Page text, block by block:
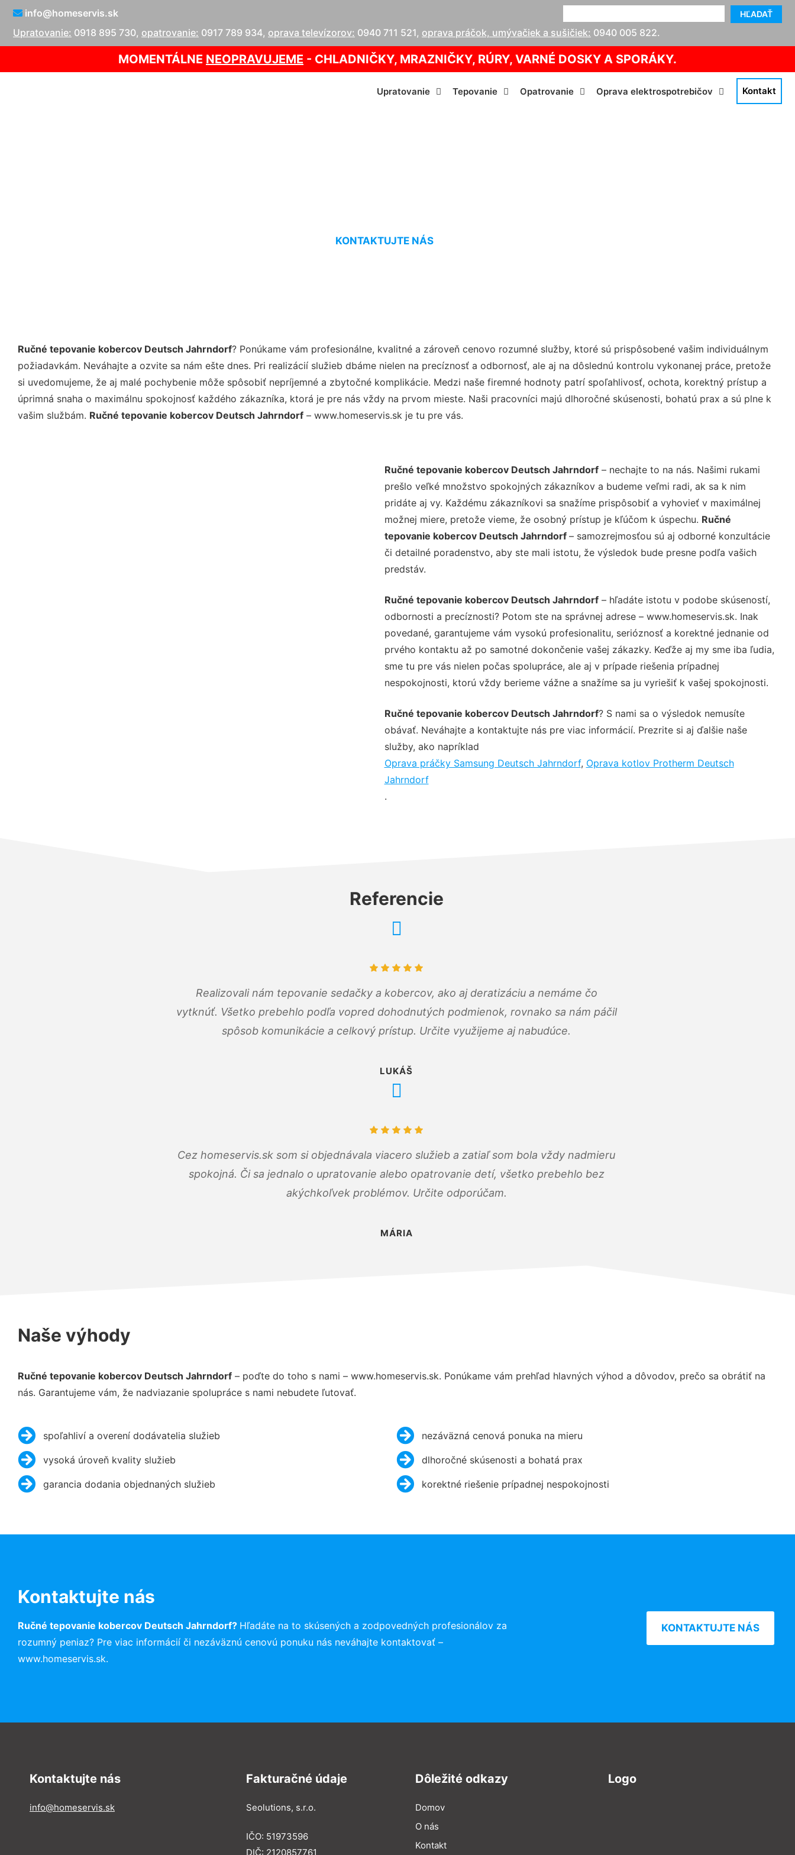
HĽADAŤ
info@homeservis.sk
Upratovanie: 0918 895 730, opatrovanie: 0917 789 934, oprava televízorov: 0940 711 521, oprava práčok, umývačiek a sušičiek: 0940 005 822.
MOMENTÁLNE NEOPRAVUJEME - CHLADNIČKY, MRAZNIČKY, RÚRY, VARNÉ DOSKY A SPORÁKY.
Upratovanie Tepovanie Opatrovanie Oprava elektrospotrebičov Kontakt
KONTAKTUJTE NÁS
Ručné tepovanie kobercov Deutsch Jahrndorf? Ponúkame vám profesionálne, kvalitné a zároveň cenovo rozumné služby, ktoré sú prispôsobené vašim individuálnym
požiadavkám. Neváhajte a ozvite sa nám ešte dnes. Pri realizácií služieb dbáme nielen na precíznosť a odbornosť, ale aj na dôslednú kontrolu vykonanej práce, pretože
si uvedomujeme, že aj malé pochybenie môže spôsobiť nepríjemné a zbytočné komplikácie. Medzi naše firemné hodnoty patrí spoľahlivosť, ochota, korektný prístup a
úprimná snaha o maximálnu spokojnosť každého zákazníka, ktorá je pre nás vždy na prvom mieste. Naši pracovníci majú dlhoročné skúsenosti, bohatú prax a sú plne k
vašim službám. Ručné tepovanie kobercov Deutsch Jahrndorf – www.homeservis.sk je tu pre vás.
Ručné tepovanie kobercov Deutsch Jahrndorf– nechajte to na nás. Našimi rukami
prešlo veľké množstvo spokojných zákazníkov a budeme veľmi radi, ak sa k nim
pridáte aj vy. Každému zákazníkovi sa snažíme prispôsobiť a vyhovieť v maximálnej
možnej miere, pretože vieme, že osobný prístup je kľúčom k úspechu. Ručné
tepovanie kobercov Deutsch Jahrndorf – samozrejmosťou sú aj odborné konzultácie
či detailné poradenstvo, aby ste mali istotu, že výsledok bude presne podľa vašich
predstáv.
Ručné tepovanie kobercov Deutsch Jahrndorf– hľadáte istotu v podobe skúseností,
odbornosti a precíznosti? Potom ste na správnej adrese – www.homeservis.sk. Inak
povedané, garantujeme vám vysokú profesionalitu, serióznosť a korektné jednanie od
prvého kontaktu až po samotné dokončenie vašej zákazky. Keďže aj my sme iba ľudia,
sme tu pre vás nielen počas spolupráce, ale aj v prípade riešenia prípadnej
nespokojnosti, ktorú vždy berieme vážne a snažíme sa ju vyriešiť k vašej spokojnosti.
Ručné tepovanie kobercov Deutsch Jahrndorf? S nami sa o výsledok nemusíte
obávať. Neváhajte a kontaktujte nás pre viac informácií. Prezrite si aj ďalšie naše
služby, ako napríklad
Oprava práčky Samsung Deutsch Jahrndorf, Oprava kotlov Protherm Deutsch
Jahrndorf
.
Referencie
Realizovali nám tepovanie sedačky a kobercov, ako aj deratizáciu a nemáme čo
vytknúť. Všetko prebehlo podľa vopred dohodnutých podmienok, rovnako sa nám páčil
spôsob komunikácie a celkový prístup. Určite využijeme aj nabudúce.
LUKÁŠ
Cez homeservis.sk som si objednávala viacero služieb a zatiaľ som bola vždy nadmieru
spokojná. Či sa jednalo o upratovanie alebo opatrovanie detí, všetko prebehlo bez
akýchkoľvek problémov. Určite odporúčam.
MÁRIA
Naše výhody
Ručné tepovanie kobercov Deutsch Jahrndorf – poďte do toho s nami – www.homeservis.sk. Ponúkame vám prehľad hlavných výhod a dôvodov, prečo sa obrátiť na
nás. Garantujeme vám, že nadviazanie spolupráce s nami nebudete ľutovať.
spoľahliví a overení dodávatelia služieb
vysoká úroveň kvality služieb
garancia dodania objednaných služieb
nezáväzná cenová ponuka na mieru
dlhoročné skúsenosti a bohatá prax
korektné riešenie prípadnej nespokojnosti
Kontaktujte nás
Ručné tepovanie kobercov Deutsch Jahrndorf? Hľadáte na to skúsených a zodpovedných profesionálov za
rozumný peniaz? Pre viac informácií či nezáväznú cenovú ponuku nás neváhajte kontaktovať –
www.homeservis.sk.
KONTAKTUJTE NÁS
Kontaktujte nás
info@homeservis.sk
Fakturačné údaje
Seolutions, s.r.o.
IČO: 51973596
DIČ: 2120857761
Dôležité odkazy
Domov
O nás
Kontakt
Logo